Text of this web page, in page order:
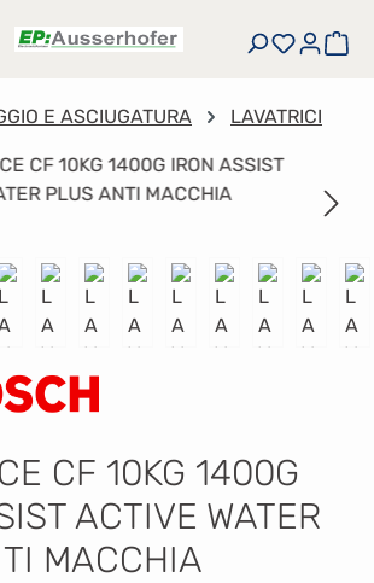
principale
Hai 0Il
E ASCIUGATURA LAVATRICI
immagini
CF 10KG 1400G
ACTIVE WATER
MACCHIA